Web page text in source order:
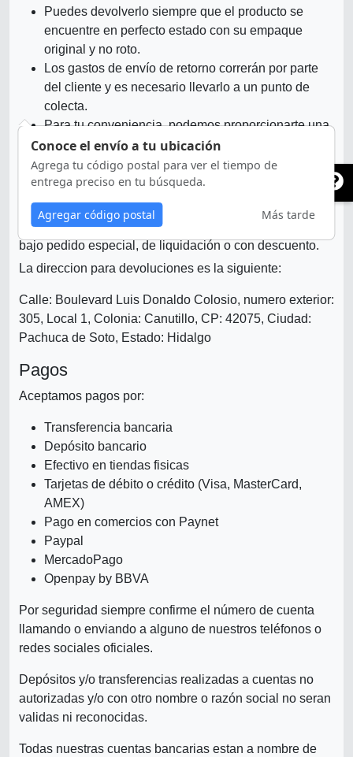
Puedes devolverlo siempre que el producto se
encuentre en perfecto estado con su empaque
original y no roto.
Los gastos de envío de retorno correrán por parte
del cliente y es necesario llevarlo a un punto de
colecta.
Para tu conveniencia, podemos proporcionarte una
guía de paquetería a bajo costo, siempre y cuando
haya cobertura de paqueteria.
Se aplicará un cargo administrativo del 10% sobre
el monto a reembolsar
Importante: No aceptamos devoluciones de artículos
bajo pedido especial, de liquidación o con descuento.
La direccion para devoluciones es la siguiente:
Calle: Boulevard Luis Donaldo Colosio, numero exterior:
305, Local 1, Colonia: Canutillo, CP: 42075, Ciudad:
Pachuca de Soto, Estado: Hidalgo
Pagos
Aceptamos pagos por:
Transferencia bancaria
Depósito bancario
Efectivo en tiendas fisicas
Tarjetas de débito o crédito (Visa, MasterCard,
AMEX)
Pago en comercios con Paynet
Paypal
MercadoPago
Openpay by BBVA
Por seguridad siempre confirme el número de cuenta
llamando o enviando a alguno de nuestros teléfonos o
redes sociales oficiales.
Depósitos y/o transferencias realizadas a cuentas no
autorizadas y/o con otro nombre o razón social no seran
validas ni reconocidas.
Todas nuestras cuentas bancarias estan a nombre de
Conoce el envío a tu ubicación
Agrega tu código postal para ver el tiempo de
entrega preciso en tu búsqueda.
Agregar código postal Más tarde